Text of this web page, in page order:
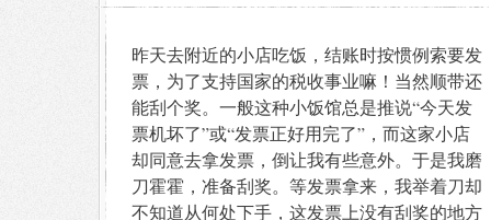
昨天去附近的小店吃饭，结账时按惯例索要发
票，为了支持国家的税收事业嘛！当然顺带还
能刮个奖。一般这种小饭馆总是推说“今天发
票机坏了”或“发票正好用完了”，而这家小店
却同意去拿发票，倒让我有些意外。于是我磨
刀霍霍，准备刮奖。等发票拿来，我举着刀却
不知道从何处下手，这发票上没有刮奖的地方